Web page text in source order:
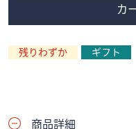
カ
残りわずか ギフト
商品詳細